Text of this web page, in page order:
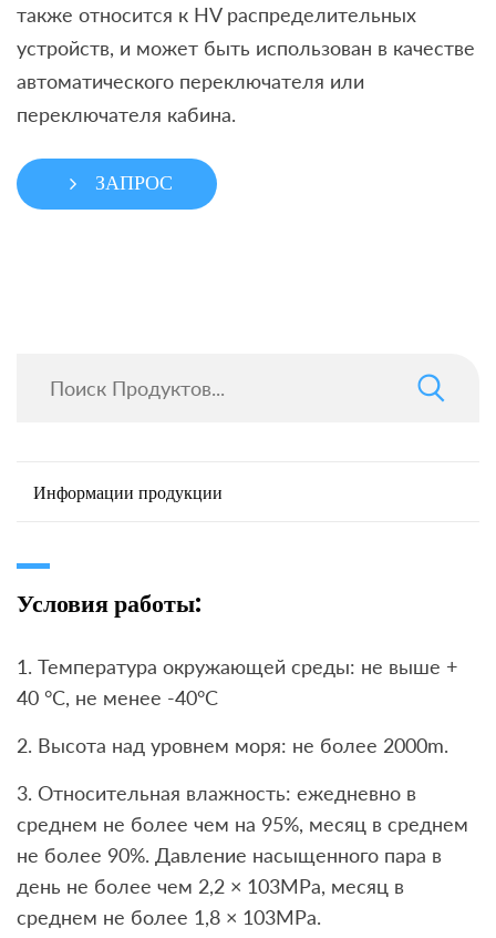
также относится к HV распределительных
устройств, и может быть использован в качестве
автоматического переключателя или
переключателя кабина.
ЗАПРОС
Информации продукции
Условия работы:
1. Температура окружающей среды: не выше +
40 °C, не менее -40°C
2. Высота над уровнем моря: не более 2000m.
3. Относительная влажность: ежедневно в
среднем не более чем на 95%, месяц в среднем
не более 90%. Давление насыщенного пара в
день не более чем 2,2 × 103MPa, месяц в
среднем не более 1,8 × 103MPa.